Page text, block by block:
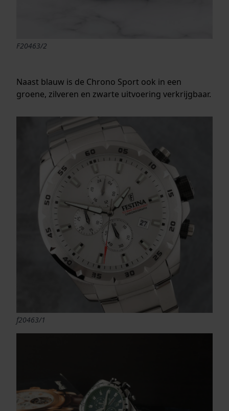
F20463/2
Naast blauw is de Chrono Sport ook in een
groene, zilveren en zwarte uitvoering verkrijgbaar.
f20463/1